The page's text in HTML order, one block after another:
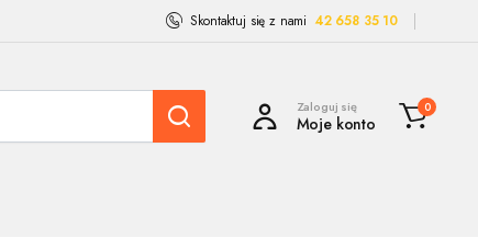
Skontaktuj się z nami 42 658 35 10
Zaloguj się
Moje konto
0